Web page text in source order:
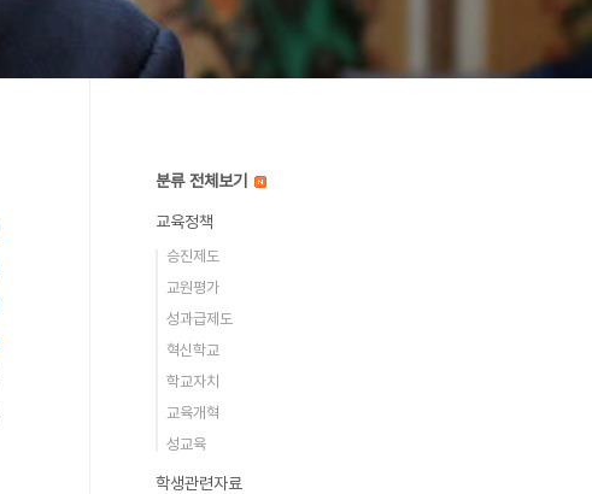
분류 전체보기
교육정책
승진제도
교원평가
성과급제도
혁신학교
학교자치
교육개혁
성교육
학생관련자료